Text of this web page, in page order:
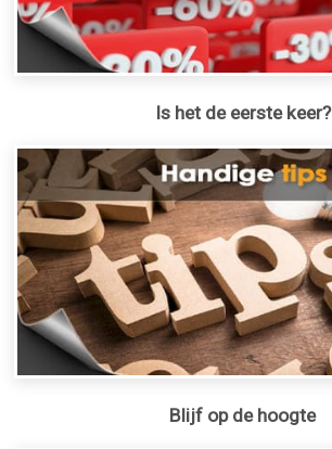
Is het de eerste keer?
Blijf op de hoogte